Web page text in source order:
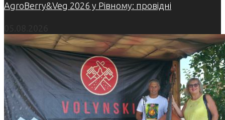
AgroBerry&Veg 2026 у Рівному: провідні